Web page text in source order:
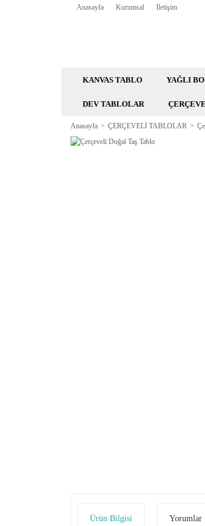
Anasayfa Kurumsal İletişim
KANVAS TABLO YAĞLI
DEV TABLOLAR
Anasayfa ÇERÇEVELİ TABLOLAR
Ürün Bilgisi Yorumlar